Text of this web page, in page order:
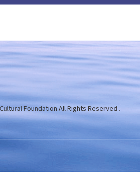
Foundation All Rights Reserved .